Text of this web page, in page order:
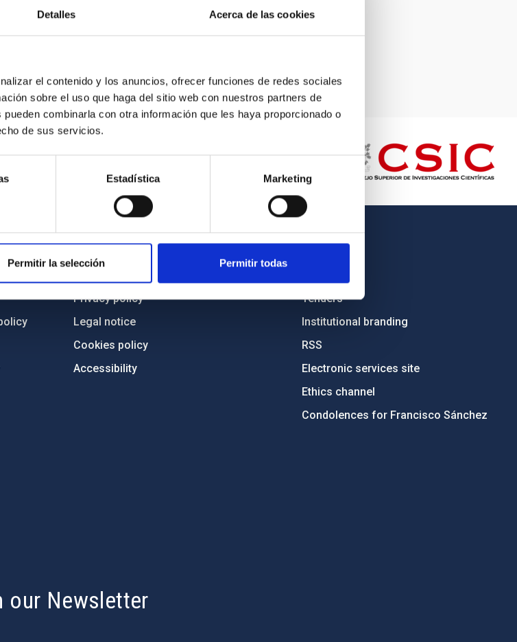
Detalles Acerca de las cookies
el contenido y los anuncios, ofrecer funciones de redes sociales
sobre el uso que haga del sitio web con nuestros partners de
combinarla con otra información que les haya proporcionado o
de sus servicios.
Estadística Marketing
Permitir la selección Permitir todas
IAC PORTAL
Privacy policy
Legal notice
Cookies policy
Accessibility
OTHER LINKS
Tenders
Institutional branding
RSS
Electronic services site
Ethics channel
Condolences for Francisco Sánchez
our Newsletter